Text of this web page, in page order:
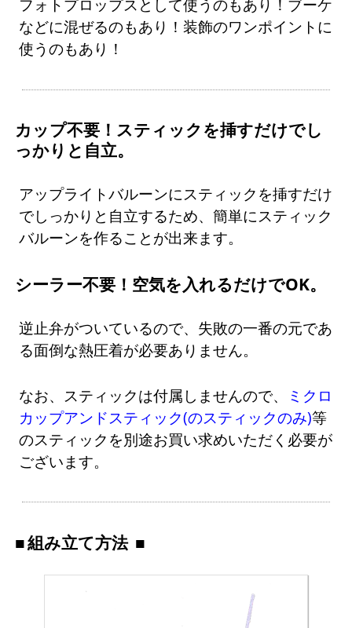
フォトプロップスとして使うのもあり！ブーケ
などに混ぜるのもあり！装飾のワンポイントに
使うのもあり！
カップ不要！スティックを挿すだけでし
っかりと自立。
アップライトバルーンにスティックを挿すだけ
でしっかりと自立するため、簡単にスティック
バルーンを作ることが出来ます。
シーラー不要！空気を入れるだけでOK。
逆止弁がついているので、失敗の一番の元であ
る面倒な熱圧着が必要ありません。
なお、スティックは付属しませんので、
ミクロ
カップアンドスティック(のスティックのみ)等
のスティックを別途お買い求めいただく必要が
ございます。
組み立て方法